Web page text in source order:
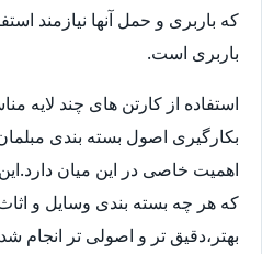
که باربری و حمل آنها نیازمند
باربری است.
استفاده از کارتن های چند لایه
بکارگیری اصول بسته بندی
اهمیت خاصی در این میان
که هر چه بسته بندی وسایل و
بهتر،دقیق تر و اصولی تر انجام